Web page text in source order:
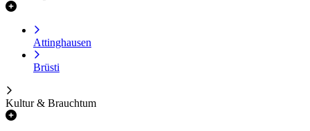
Attinghausen
Brüsti
Kultur & Brauchtum